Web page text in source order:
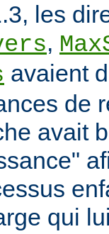
les
,
avaient
de
avait
qui